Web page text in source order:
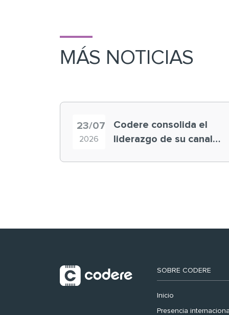
MÁS NOTICIAS
23/07
2026
Codere consolida el
liderazgo de su canal
SOBRE CODERE
Inicio
Presencia